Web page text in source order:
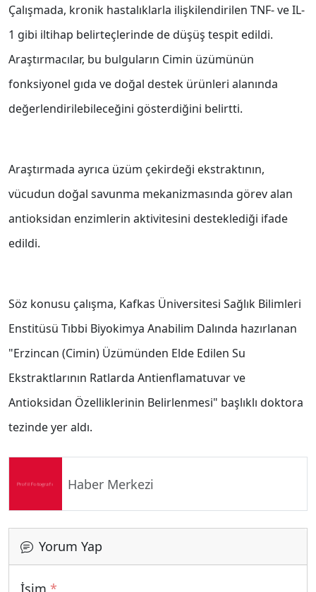
Çalışmada, kronik hastalıklarla ilişkilendirilen TNF- ve IL-
1 gibi iltihap belirteçlerinde de düşüş tespit edildi.
Araştırmacılar, bu bulguların Cimin üzümünün
fonksiyonel gıda ve doğal destek ürünleri alanında
değerlendirilebileceğini gösterdiğini belirtti.
Araştırmada ayrıca üzüm çekirdeği ekstraktının,
vücudun doğal savunma mekanizmasında görev alan
antioksidan enzimlerin aktivitesini desteklediği ifade
edildi.
Söz konusu çalışma, Kafkas Üniversitesi Sağlık Bilimleri
Enstitüsü Tıbbi Biyokimya Anabilim Dalında hazırlanan
"Erzincan (Cimin) Üzümünden Elde Edilen Su
Ekstraktlarının Ratlarda Antienflamatuvar ve
Antioksidan Özelliklerinin Belirlenmesi" başlıklı doktora
tezinde yer aldı.
Haber Merkezi
Yorum Yap